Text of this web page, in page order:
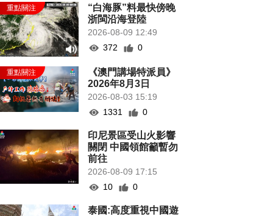
“白海豚”料最快傍晚
浙閩沿海登陸
2026-08-09 12:49
372
0
《澳門講場特派員》
2026年8月3日
2026-08-03 15:19
1331
0
印尼景區受山火影響
關閉 中國領館籲暫勿
前往
2026-08-09 17:15
10
0
泰國:高度重視中國遊